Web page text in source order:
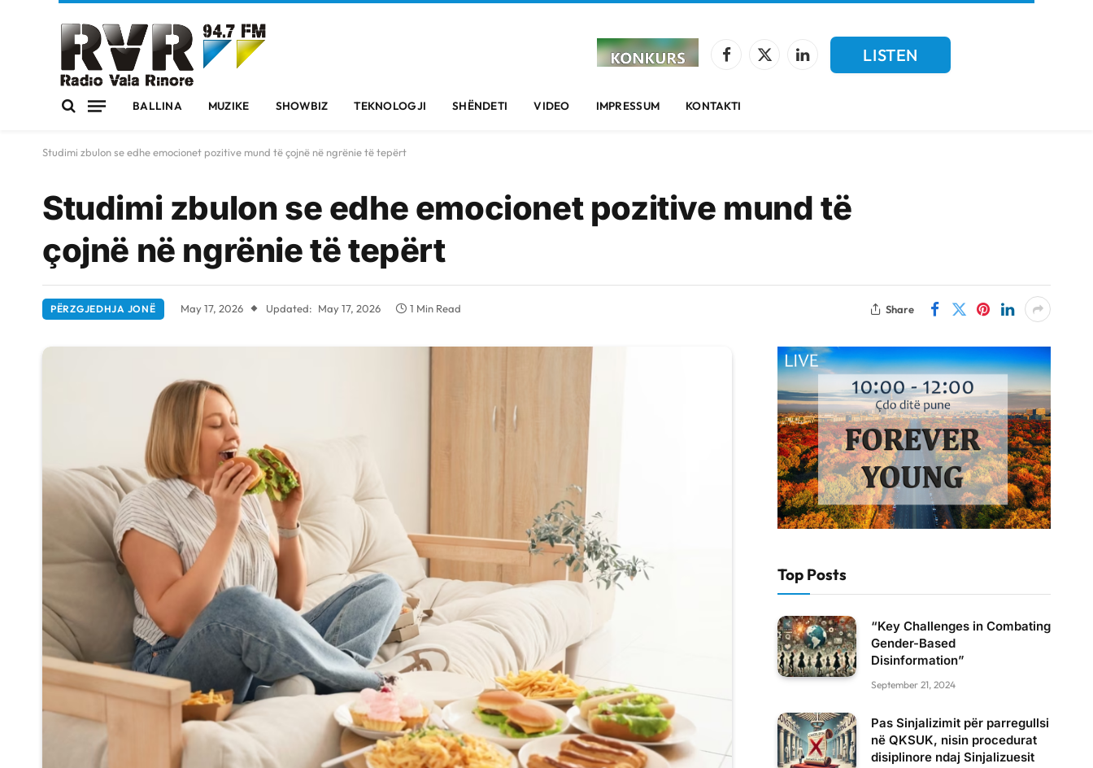
Facebook
X
LinkedIn
LISTEN
BALLINA MUZIKE SHOWBIZ TEKNOLOGJI SHËNDETI VIDEO IMPRESSUM KONTAKTI
Studimi zbulon se edhe emocionet pozitive mund të çojnë në ngrënie të tepërt
Studimi zbulon se edhe emocionet pozitive mund të
çojnë në ngrënie të tepërt
PËRZGJEDHJA JONË May 17, 2026 Updated: May 17, 2026 1 Min Read Share
Top Posts
“Key Challenges in Combating
Gender-Based
Disinformation”
September 21, 2024
Pas Sinjalizimit për parregullsi
në QKSUK, nisin procedurat
disiplinore ndaj Sinjalizuesit